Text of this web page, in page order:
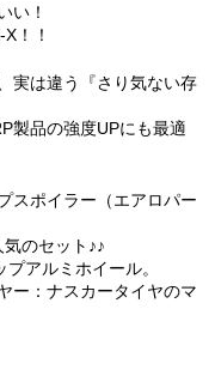
い！
！！
実は違う『さり気ない存
製品の強度UPにも最適
スポイラー（エアロパー
のセット♪♪
アルミホイール。
ー：ナスカータイヤのマ